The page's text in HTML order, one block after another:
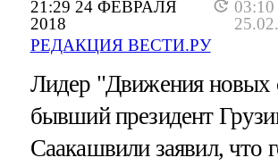
21:29 24 ФЕВРАЛЯ
2018
03:10
РЕДАКЦИЯ ВЕСТИ.РУ
Лидер "Движения новых
бывший президент
Саакашвили заявил, что